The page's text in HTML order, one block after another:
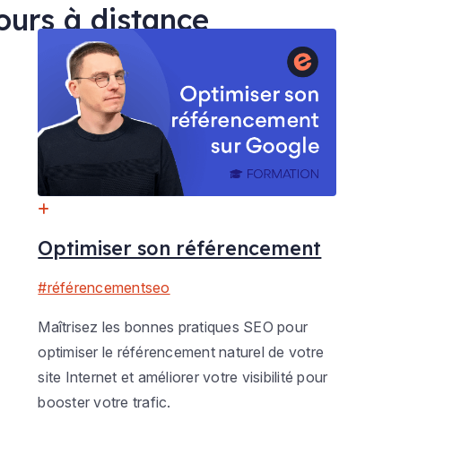
à distance
Optimiser son référencement
#référencementseo
Maîtrisez les bonnes pratiques SEO pour
optimiser le référencement naturel de votre
site Internet et améliorer votre visibilité pour
booster votre trafic.